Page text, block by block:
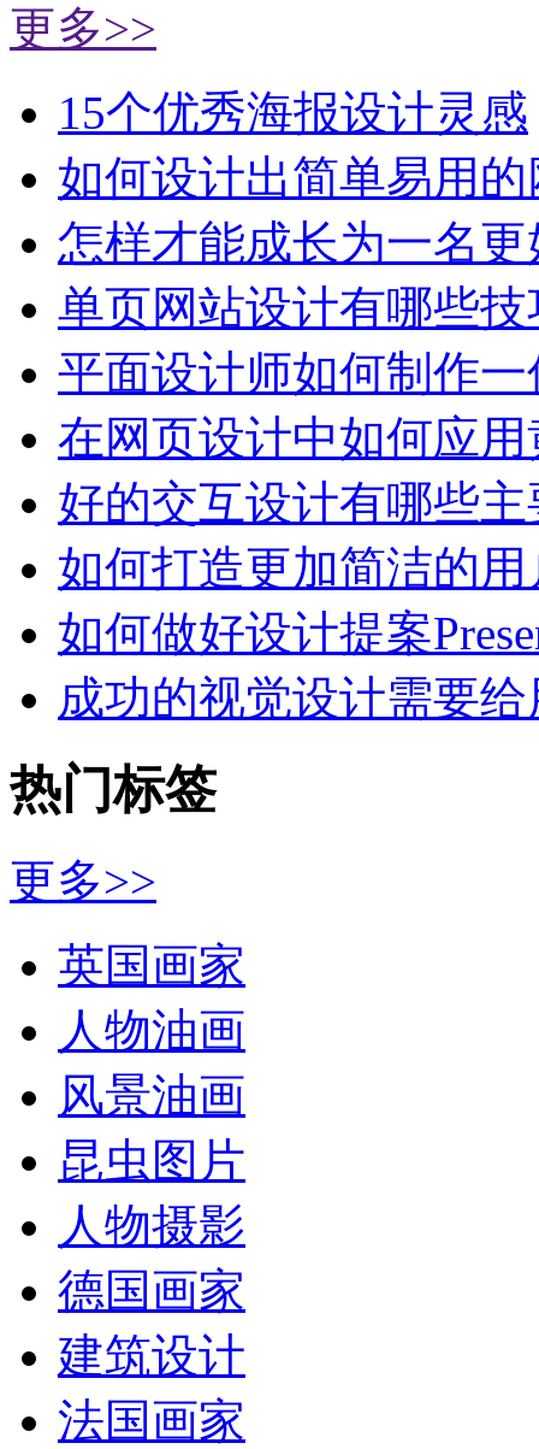
更多>>
15个优秀海报设计灵感
如何设计出简单易用的
怎样才能成长为一名更
单页网站设计有哪些技
平面设计师如何制作一
在网页设计中如何应用
好的交互设计有哪些主
如何打造更加简洁的用
如何做好设计提案
成功的视觉设计需要给
热门标签
更多>>
英国画家
人物油画
风景油画
昆虫图片
人物摄影
德国画家
建筑设计
法国画家